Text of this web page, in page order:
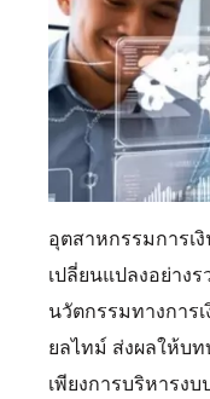
อุตสาหกรรมการเ
เปลี่ยนแปลงอย่าง
นวัตกรรมทางการ
ยลไทม์ ส่งผลให้บ
เพียงการบริหารง